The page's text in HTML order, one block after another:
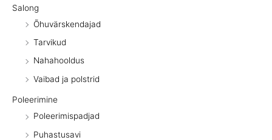
Salong
Õhuvärskendajad
Tarvikud
Nahahooldus
Vaibad ja polstrid
Poleerimine
Poleerimispadjad
Puhastusavi